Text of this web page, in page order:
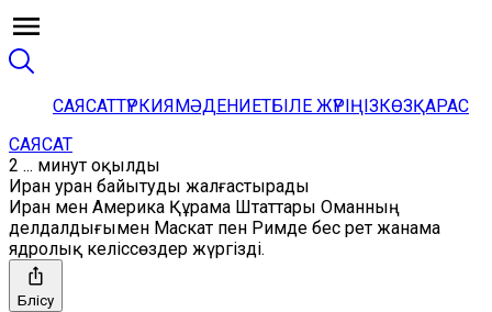
САЯСАТТҮРКИЯМӘДЕНИЕТБІЛЕ ЖҮРІҢІЗКӨЗҚАРАС
САЯСАТ
2 ... минут оқылды
Иран уран байытуды жалғастырады
Иран мен Америка Құрама Штаттары Оманның
делдалдығымен Маскат пен Римде бес рет жанама
ядролық келіссөздер жүргізді.
Бөлісу